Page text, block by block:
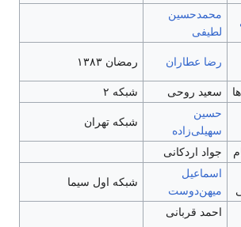
محمدحسین
لطیفی
رضا عطاران رمضان ۱۳۸۳
سعید روحی شبکه ۲
حسین
سهیلی‌زاده
شبکه تهران
جواد اردکانی
اسماعیل
میهن‌دوست
شبکه اول سیما
احمد قربانی